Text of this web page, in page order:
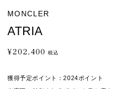
MONCLER
ATRIA
通
価
¥202,400 税込
獲得予定ポイント：2024ポイント